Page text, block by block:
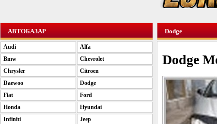
Dodge
Dodge
АВТОБАЗАР
Audi
Alfa
Bmw
Chevrolet
Chrysler
Citroen
Daewoo
Dodge
Fiat
Ford
Honda
Hyundai
Infiniti
Jeep